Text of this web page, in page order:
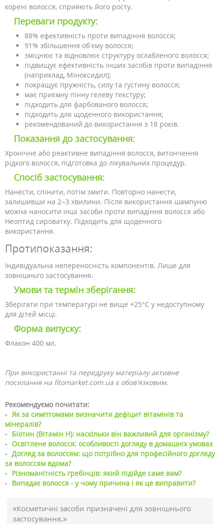
корені волосся, сприяють його росту.
Переваги продукту:
88% ефективність проти випадіння волосся;
91% збільшення об’єму волосся;
зміцнює та відновлює структуру ослабленого волосся;
підвищує ефективність інших засобів проти випадіння
(наприклад, Міноксидил);
покращує пружність, силу та густину волосся;
має приємну пінну гелеву текстуру;
підходить для фарбованого волосся;
підходить для щоденного використання;
рекомендований до використання з 18 років.
Показання до застосування:
Хронічне або реактивне випадіння волосся, витончення
рідкого волосся, підготовка до лікувальних процедур.
Спосіб застосування:
Нанести, спінити, потім змити. Повторно нанести,
залишивши на 2–3 хвилини. Після використання шампуню
можна наносити інші засоби проти випадіння волосся або
Неоптид сироватку. Підходить для щоденного
використання.
Протипоказання:
Індивідуальна непереносність компонентів. Лише для
зовнішньго застосування.
Умови та термін зберігання:
Зберігати при температурі не вище +25°C у недоступному
для дітей місці.
Форма випуску:
Флакон 400 мл.
При використанні та передруку матеріалу активне
посилання на fitomarket.com.ua є обов'язковим.
Рекомендуємо почитати:
- Як за симптомами визначити дефіцит вітамінів та
мінералів?
- Біотин (Вітамін Н): наскільки він важливий для організму?
- Освітлене волосся: особливості догляду в домашніх умовах
- Догляд за волоссям: що потрібно для професійного догляду
за волоссям вдома?
- Різноманітність гребінців: який підійде саме вам?
- Випадає волосся - у чому причина і як це виправити?
«Косметичні засоби призначені для зовнішнього
застосування.»